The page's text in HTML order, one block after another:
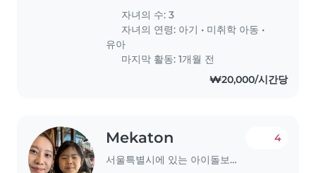
Playing and engaging them in
age-appropriate activities. •
Assisting with feeding and
supervising..
자녀의 수: 3
자녀의 연령: 아기 • 미취학 아동 •
유아
마지막 활동: 1개월 전
₩20,000/시간당
Mekaton
서울특별시에 있는 아이돌보미 일자리
4